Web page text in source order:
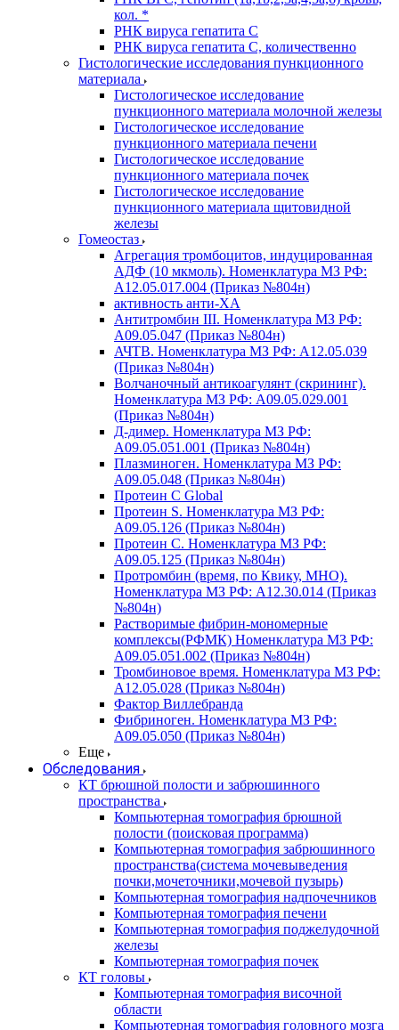
кол. *
РНК вируса гепатита C
РНК вируса гепатита C, количественно
Гистологические исследования пункционного
материала
Гистологическое исследование
пункционного материала молочной железы
Гистологическое исследование
пункционного материала печени
Гистологическое исследование
пункционного материала почек
Гистологическое исследование
пункционного материала щитовидной
железы
Гомеостаз
Агрегация тромбоцитов, индуцированная
АДФ (10 мкмоль). Номенклатура МЗ РФ:
A12.05.017.004 (Приказ №804н)
активность анти-ХА
Антитромбин III. Номенклатура МЗ РФ:
A09.05.047 (Приказ №804н)
АЧТВ. Номенклатура МЗ РФ: A12.05.039
(Приказ №804н)
Волчаночный антикоагулянт (скрининг).
Номенклатура МЗ РФ: A09.05.029.001
(Приказ №804н)
Д-димер. Номенклатура МЗ РФ:
A09.05.051.001 (Приказ №804н)
Плазминоген. Номенклатура МЗ РФ:
A09.05.048 (Приказ №804н)
Протеин C Global
Протеин S. Номенклатура МЗ РФ:
A09.05.126 (Приказ №804н)
Протеин С. Номенклатура МЗ РФ:
A09.05.125 (Приказ №804н)
Протромбин (время, по Квику, МНО).
Номенклатура МЗ РФ: A12.30.014 (Приказ
№804н)
Растворимые фибрин-мономерные
комплексы(РФМК) Номенклатура МЗ РФ:
A09.05.051.002 (Приказ №804н)
Тромбиновое время. Номенклатура МЗ РФ:
A12.05.028 (Приказ №804н)
Фактор Виллебранда
Фибриноген. Номенклатура МЗ РФ:
A09.05.050 (Приказ №804н)
Еще
Обследования
КТ брюшной полости и забрюшинного
пространства
Компьютерная томография брюшной
полости (поисковая программа)
Компьютерная томография забрюшинного
пространства(система мочевыведения
почки,мочеточники,мочевой пузырь)
Компьютерная томография надпочечников
Компьютерная томография печени
Компьютерная томография поджелудочной
железы
Компьютерная томография почек
КТ головы
Компьютерная томография височной
области
Компьютерная томография головного мозга